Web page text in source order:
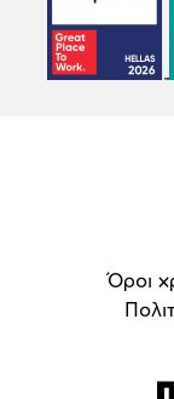
Όροι